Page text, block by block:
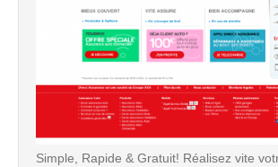
Simple, Rapide & Gratuit! Réalisez vite